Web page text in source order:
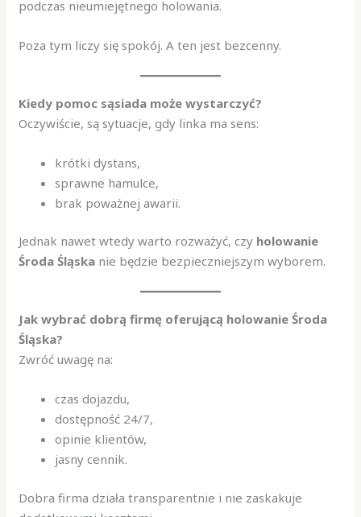
podczas nieumiejętnego holowania.
Poza tym liczy się spokój. A ten jest bezcenny.
Kiedy pomoc sąsiada może wystarczyć?
Oczywiście, są sytuacje, gdy linka ma sens:
krótki dystans,
sprawne hamulce,
brak poważnej awarii.
Jednak nawet wtedy warto rozważyć, czy holowanie
Środa Śląska nie będzie bezpieczniejszym wyborem.
Jak wybrać dobrą firmę oferującą holowanie Środa
Śląska?
Zwróć uwagę na:
czas dojazdu,
dostępność 24/7,
opinie klientów,
jasny cennik.
Dobra firma działa transparentnie i nie zaskakuje